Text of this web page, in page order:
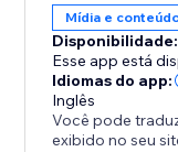
Mídia e
Disponibilidade:
Esse app está
Idiomas do app:
Inglês
Você pode
exibido no seu